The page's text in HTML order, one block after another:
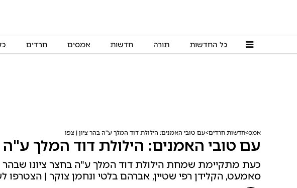
כל החדשות תורה חדשות אמסים חרדים
אמס חדשות חרדים עם טובי האמנים: הילולת דוד המלך ע"ה בהר ציון | צפו
עם טובי האמנים: הילולת דוד המלך ע"ה
כעת מתקיימת שמחת הילולת דוד המלך ע"ה בחצר ציונו שבהר
סאמעט, הקלידן רפי שטיין, אברהם בלטי ונחמן צוקר | הצטרפו